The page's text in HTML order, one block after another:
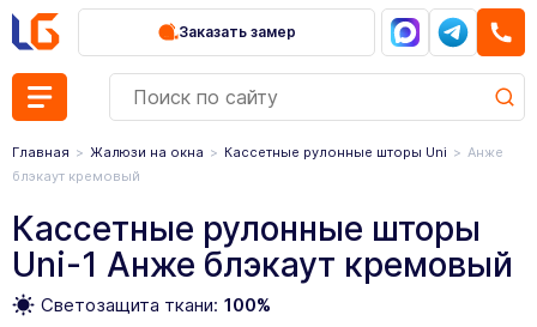
Заказать замер
Главная Жалюзи на окна Кассетные рулонные шторы Uni
Анже
блэкаут кремовый
Кассетные рулонные шторы
Uni-1 Анже блэкаут кремовый
Светозащита ткани: 100%